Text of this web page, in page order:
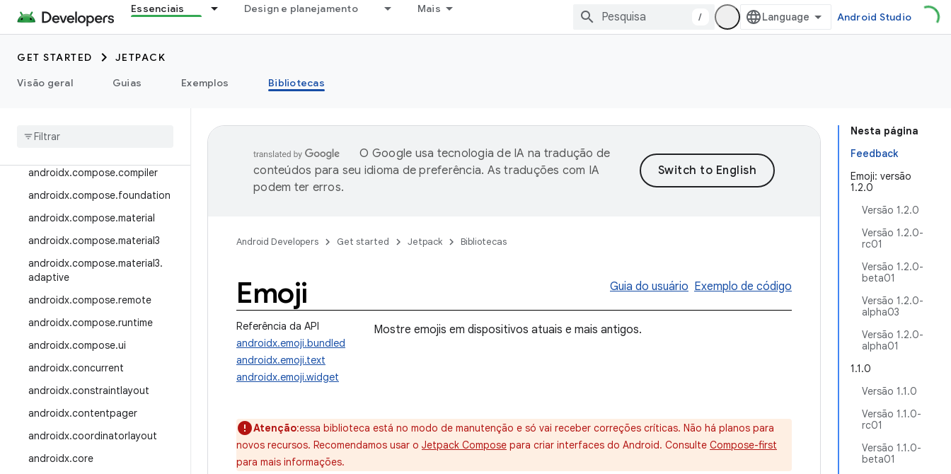
Essenciais Design e planejamento Mais
/ Android Studio
GET STARTED
JETPACK
Visão geral
Guias Exemplos Bibliotecas
androidx.camera.viewfinder
androidx.car
androidx.car.app
androidx.cardview
androidx.compose.compiler
androidx.compose.foundation
androidx.compose.material
androidx.compose.material3
androidx.compose.material3.
adaptive
androidx.compose.remote
androidx.compose.runtime
androidx.compose.ui
androidx.concurrent
androidx.constraintlayout
androidx.contentpager
androidx.coordinatorlayout
androidx.core
Nesta página
Feedback
Emoji: versão
1.2.0
Versão 1.2.0
Versão 1.2.0-
rc01
Versão 1.2.0-
beta01
Versão 1.2.0-
alpha03
Versão 1.2.0-
alpha01
1.1.0
Versão 1.1.0
Versão 1.1.0-
rc01
Versão 1.1.0-
beta01
O Google usa tecnologia de IA na tradução de
conteúdos para seu idioma de preferência. As traduções com IA
podem ter erros.
Android Developers Get started Jetpack Bibliotecas
Emoji Guia do usuário Exemplo de código
Referência da API
androidx.emoji.bundled
androidx.emoji.text
androidx.emoji.widget
Mostre emojis em dispositivos atuais e mais antigos.
Atenção:essa biblioteca está no modo de manutenção e só vai receber correções críticas. Não há planos para
novos recursos. Recomendamos usar o Jetpack Compose para criar interfaces do Android. Consulte Compose-first
para mais informações.